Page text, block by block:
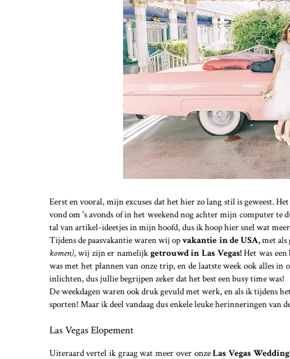
Eerst en vooral, mijn excuses dat het hier zo lang stil is geweest.
vond om 's avonds of in het weekend nog achter mijn computer
tal van artikel-ideetjes in mijn hoofd, dus ik hoop hier snel wat
Tijdens de paasvakantie waren wij opvakantie in de USA,met als
komen), wij zijn er namelijkgetrouwd in Las Vegas!Het was een
was met het plannen van onze trip, en de laatste week ook alles
inlichten, dus jullie begrijpen zeker dat het best een busy time was!
De weekdagen waren ook druk gevuld met werk, en als ik tijdens
sporten! Maar ik deel vandaag dus enkele leuke herinneringen van
Las Vegas Elopement
Uiteraard vertel ik graag wat meer over onzeLas Vegas